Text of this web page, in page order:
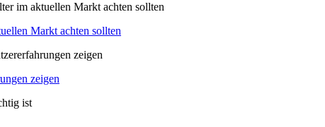
Markt ach­ten soll­ten
zei­gen